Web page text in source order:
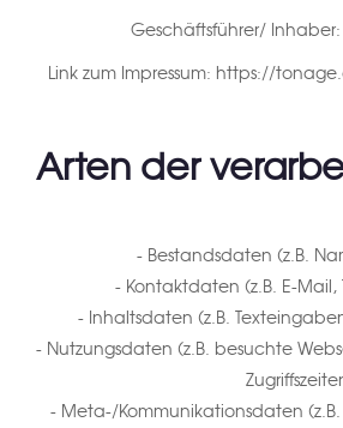
Geschäftsführer/
Link zum Impressum: https://
Arten der
- Bestandsdaten (z.B.
- Kontaktdaten (z.B. E-Mail,
- Inhaltsdaten (z.B.
- Nutzungsdaten (z.B. besuchte
- Meta-/Kommunikationsdaten